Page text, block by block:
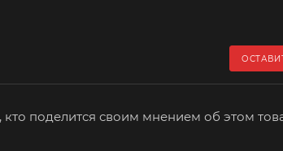
поделится своим мнением об этом